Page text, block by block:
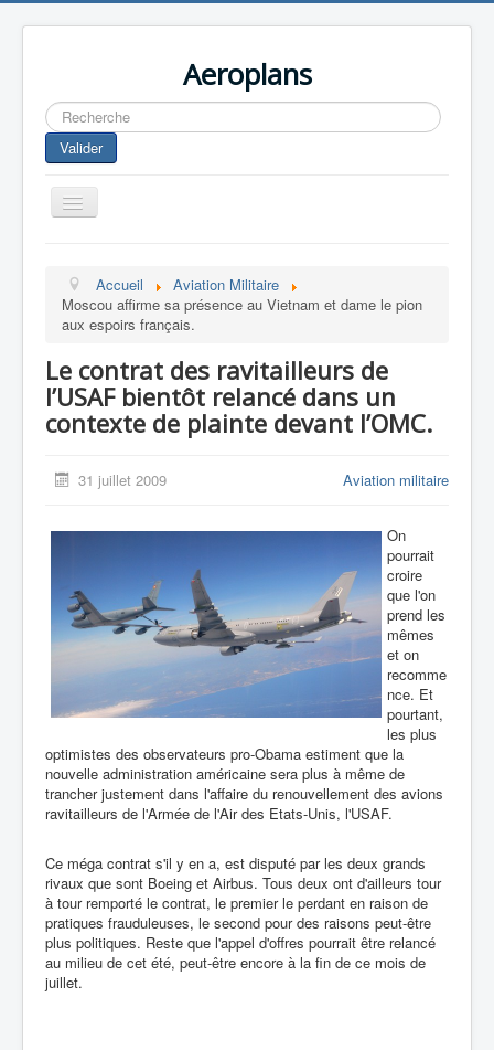
Aeroplans
Rechercher
Valider
Toggle
Navigation
Aviation Commerciale
Aviation d'Affaire
Aviation Militaire
Europespace
Accueil
Aviation Militaire
Moscou affirme sa présence au Vietnam et dame le pion
aux espoirs français.
Le contrat des ravitailleurs de
l’USAF bientôt relancé dans un
contexte de plainte devant l’OMC.
31 juillet 2009 Aviation militaire
On
pourrait
croire
que l'on
prend les
mêmes
et on
recomme
nce. Et
pourtant,
les plus
optimistes des observateurs pro-Obama estiment que la
nouvelle administration américaine sera plus à même de
trancher justement dans l'affaire du renouvellement des avions
ravitailleurs de l'Armée de l'Air des Etats-Unis, l'USAF.
Ce méga contrat s'il y en a, est disputé par les deux grands
rivaux que sont Boeing et Airbus. Tous deux ont d'ailleurs tour
à tour remporté le contrat, le premier le perdant en raison de
pratiques frauduleuses, le second pour des raisons peut-être
plus politiques. Reste que l'appel d'offres pourrait être relancé
au milieu de cet été, peut-être encore à la fin de ce mois de
juillet.